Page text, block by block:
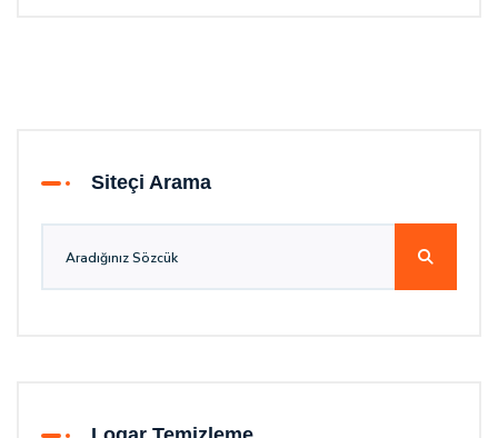
Siteçi Arama